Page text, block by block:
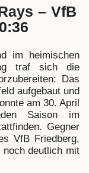
– VfB
im heimischen
traf sich die
Das
aufgebaut und
am 30. April
Saison im
Gegner
VfB Friedberg,
noch deutlich mit